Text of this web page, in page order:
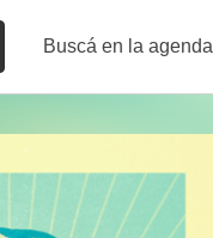
Buscá en la agenda